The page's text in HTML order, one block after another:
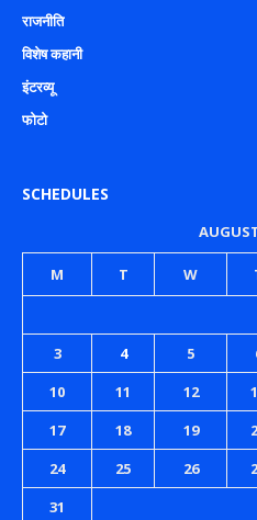
राजनीति
विशेष कहानी
इंटरव्यू
फोटो
SCHEDULES
M T W
3
4 5
10
11 12
17
18 19
24
25 26
31